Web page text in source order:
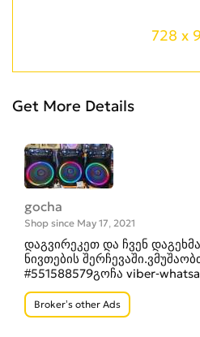
728 x
Get More Details
gocha
Shop since May 17, 2021
დაგვირეკეთ და ჩვენ
ნივთების
#551588579გოჩა viber-
Broker’s other Ads